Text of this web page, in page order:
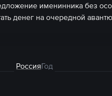
именинника без
денег на очередной
РоссияГод